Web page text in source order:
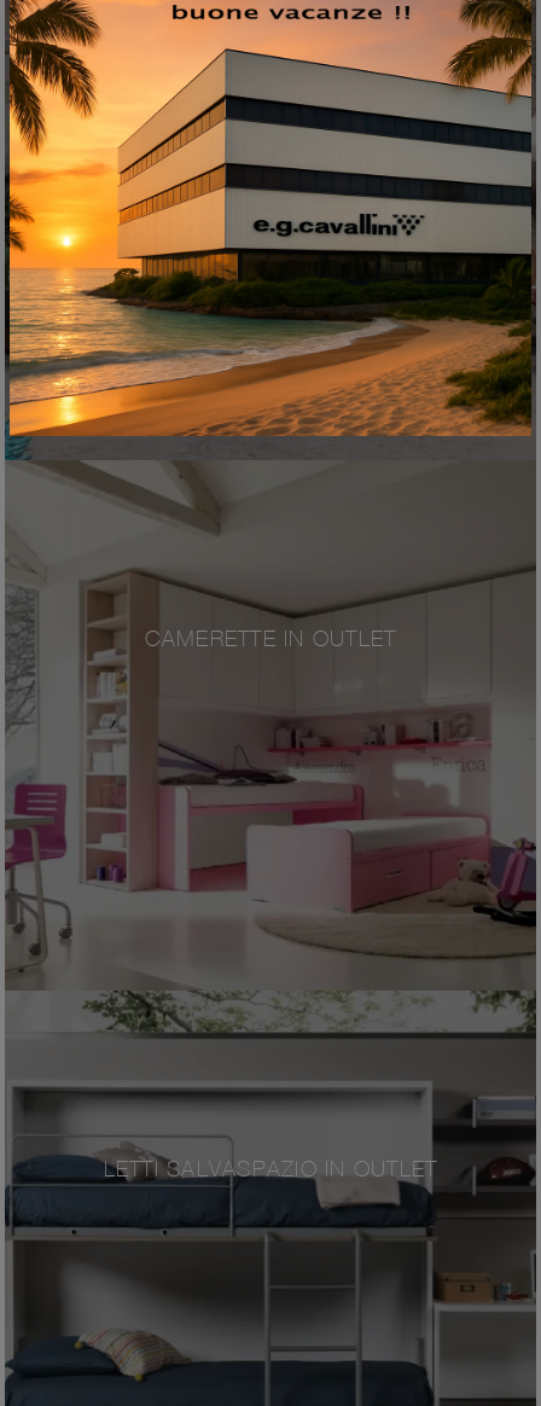
LETTI IN OUTLET
CAMERETTE IN OUTLET
LETTI SALVASPAZIO IN OUTLET